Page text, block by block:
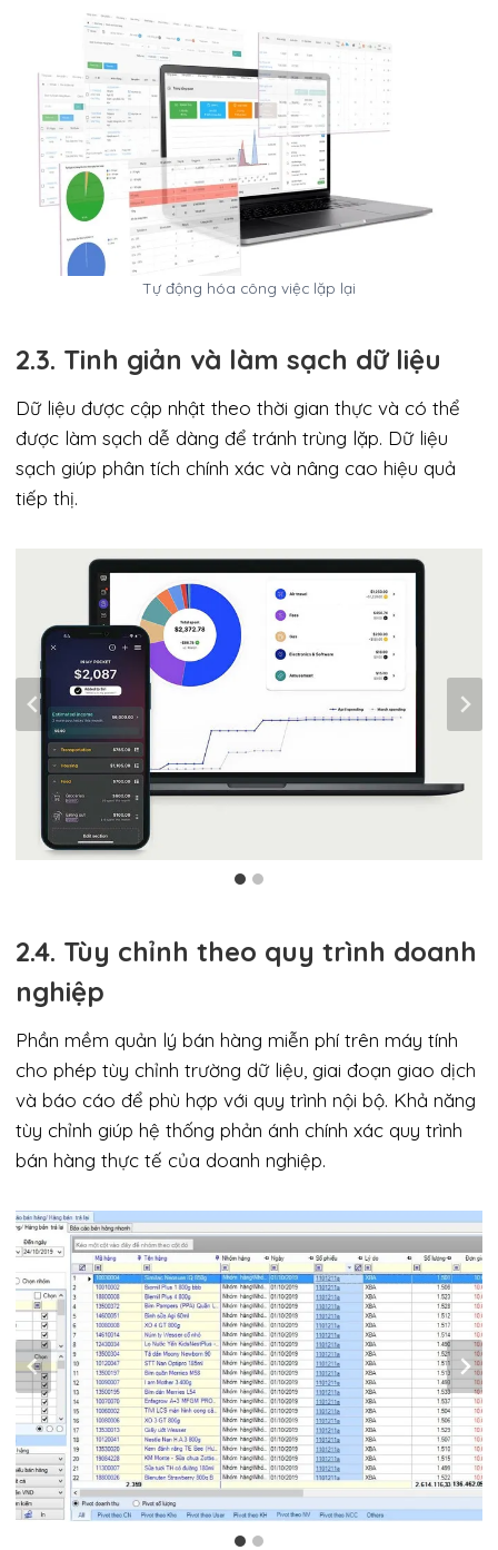
Tự động hóa công việc lặp lại
2.3. Tinh giản và làm sạch dữ liệu
Dữ liệu được cập nhật theo thời gian thực và có thể
được làm sạch dễ dàng để tránh trùng lặp. Dữ liệu
sạch giúp phân tích chính xác và nâng cao hiệu quả
tiếp thị.
2.4. Tùy chỉnh theo quy trình doanh
nghiệp
Phần mềm quản lý bán hàng miễn phí trên máy tính
cho phép tùy chỉnh trường dữ liệu, giai đoạn giao dịch
và báo cáo để phù hợp với quy trình nội bộ. Khả năng
tùy chỉnh giúp hệ thống phản ánh chính xác quy trình
bán hàng thực tế của doanh nghiệp.